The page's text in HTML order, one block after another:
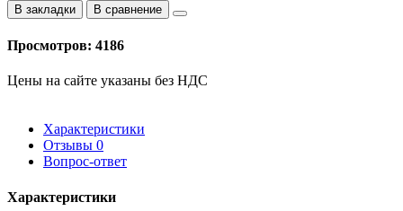
В закладки В сравнение
Просмотров: 4186
Цены на сайте указаны без НДС
Характеристики
Отзывы 0
Вопрос-ответ
Характеристики